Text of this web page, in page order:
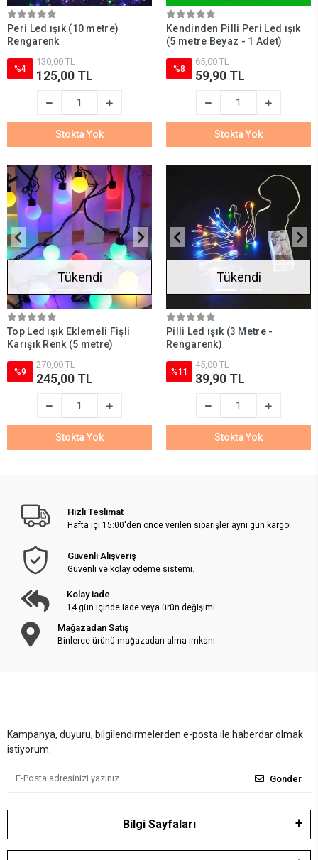
Peri Led ışık (10 metre)
Rengarenk
%4
130,00 TL
125,00 TL
Stokta Yok
Kendinden Pilli Peri Led ışık
(5 metre Beyaz - 1 Adet)
%8
65,00 TL
59,90 TL
Stokta Yok
Tükendi
Top Led ışık Eklemeli Fişli
Karışık Renk (5 metre)
%9
270,00 TL
245,00 TL
Stokta Yok
Tükendi
Pilli Led ışık (3 Metre -
Rengarenk)
%11
45,00 TL
39,90 TL
Stokta Yok
Hızlı Teslimat
Hafta içi 15:00'den önce verilen siparişler aynı gün kargo!
Güvenli Alışveriş
Güvenli ve kolay ödeme sistemi.
Kolay iade
14 gün içinde iade veya ürün değişimi.
Mağazadan Satış
Binlerce ürünü mağazadan alma imkanı.
Kampanya, duyuru, bilgilendirmelerden e-posta ile haberdar olmak
istiyorum.
Gönder
Bilgi Sayfaları